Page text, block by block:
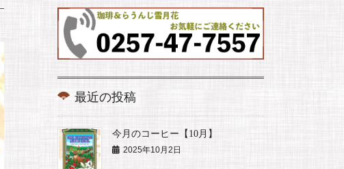
最近の投稿
今月のコーヒー【10月】
2025年10月2日